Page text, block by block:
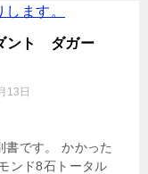
ダント ダガー
13日
書です。 かかった
ンド8石トータル